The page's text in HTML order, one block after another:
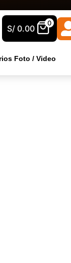
S/ 0.00
0
Foto / Video